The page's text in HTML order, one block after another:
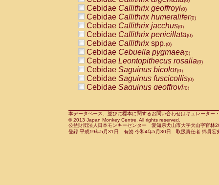
PitheciidaeCallicebusspp.(0)
PitheciidaeChiropotes satanas(0)
PitheciidaePithecia monachus
PitheciidaePithecia pithecia(0)
CercopithecidaeCercocebus agilis
CercopithecidaeCercocebus
CercopithecidaeCercocebus
CercopithecidaeCercocebus
CercopithecidaeCercocebus
CercopithecidaeCercocebushybrid
CercopithecidaePapio anubis(0)
CercopithecidaePapio cynocephalus
CercopithecidaePapio hamadryas(0)
Cebidae Callithrix geoffroyi(0)
Cebidae Callithrix humeralifer(0)
Cebidae Callithrix jacchus(0)
Cebidae Callithrix penicillata(0)
Cebidae Callithrixspp.(0)
Cebidae Cebuella pygmaea(0)
Cebidae Leontopithecus rosalia(0)
Cebidae Saguinus bicolor(0)
Cebidae Saguinus fuscicollis(0)
Cebidae Saguinus geoffroyi(0)
CebidaeSaguinus leucopus(0)
CebidaeSaguinus midas(0)
Cebidae Saguinus mystax(0)
本データベース、並びに標本に関するお問い合わせはキュレータ
© 2013 Japan Monkey Centre. All rights reserved.
公益財団法人日本モンキーセンター 愛知県犬山市大字犬山字官
登録:平成19年5月31日 有効:令和4年5月30日 取扱責任者:綿貫宏